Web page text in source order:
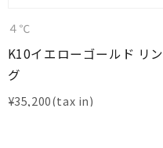
４℃
K10イエローゴールド リン
グ
¥35,200